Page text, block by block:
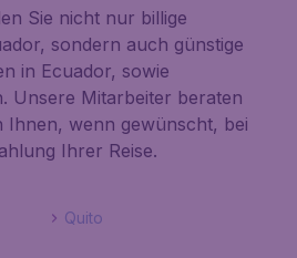
Sie nicht nur billige
sondern auch günstige
in Ecuador, sowie
Unsere Mitarbeiter beraten
Ihnen, wenn gewünscht, bei
Ihrer Reise.
Quito